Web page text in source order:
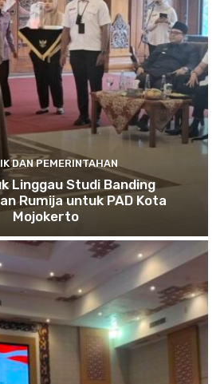
DAN PEMERINTAHAN
Linggau Studi Banding
Rumija untuk PAD Kota
Mojokerto